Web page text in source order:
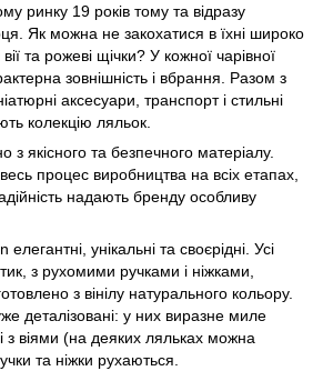
ринку 19 років тому та відразу
Як можна не закохатися в їхні широко
та рожеві щічки? У кожної чарівної
зовнішність і вбрання. Разом з
аксесуари, транспорт і стильні
колекцію ляльок.
з якісного та безпечного матеріалу.
процес виробництва на всіх етапах,
надають бренду особливу
унікальні та своєрідні. Усі
з рухомими ручками і ніжками,
з вінілу натурального кольору.
деталізовані: у них виразне миле
з віями (на деяких ляльках можна
та ніжки рухаються.